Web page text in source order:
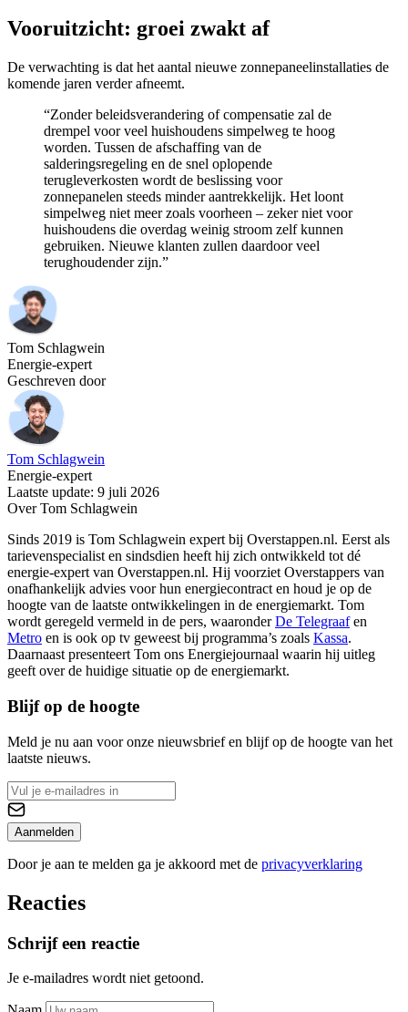
Vooruitzicht: groei zwakt af
De verwachting is dat het aantal nieuwe zonnepaneelinstallaties de
komende jaren verder afneemt.
“Zonder beleidsverandering of compensatie zal de
drempel voor veel huishoudens simpelweg te hoog
worden. Tussen de afschaffing van de
salderingsregeling en de snel oplopende
terugleverkosten wordt de beslissing voor
zonnepanelen steeds minder aantrekkelijk. Het loont
simpelweg niet meer zoals voorheen – zeker niet voor
huishoudens die overdag weinig stroom zelf kunnen
gebruiken. Nieuwe klanten zullen daardoor veel
terughoudender zijn.”
Tom Schlagwein
Energie-expert
Geschreven door
Tom Schlagwein
Energie-expert
Laatste update: 9 juli 2026
Over Tom Schlagwein
Sinds 2019 is Tom Schlagwein expert bij Overstappen.nl. Eerst als
tarievenspecialist en sindsdien heeft hij zich ontwikkeld tot dé
energie-expert van Overstappen.nl. Hij voorziet Overstappers van
onafhankelijk advies voor hun energiecontract en houd je op de
hoogte van de laatste ontwikkelingen in de energiemarkt. Tom
wordt geregeld vermeld in de pers, waaronderDe Telegraafen
Metro en is ook op tv geweest bij programma’s zoals Kassa.
Daarnaast presenteert Tom ons Energiejournaal waarin hij uitleg
geeft over de huidige situatie op de energiemarkt.
Blijf op de hoogte
Meld je nu aan voor onze nieuwsbrief en blijf op de hoogte van het
laatste nieuws.
Aanmelden
Door je aan te melden ga je akkoord met de privacyverklaring
Reacties
Schrijf een reactie
Je e-mailadres wordt niet getoond.